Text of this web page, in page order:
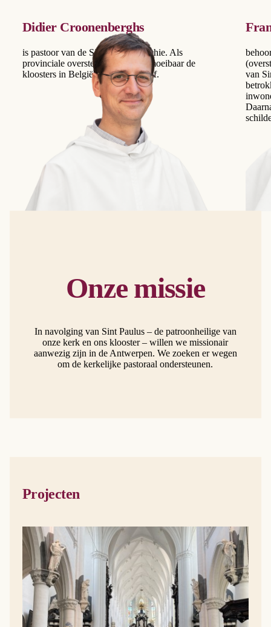
Didier Croonenberghs
is pastoor van de Sint-Paulusparochie. Als
provinciale overste reist hij onvermoeibaar de
kloosters in België en Nederland af.
van
Onze missie
In navolging van Sint Paulus – de patroonheilige van
onze kerk en ons klooster – willen we missionair
aanwezig zijn in de Antwerpen. We zoeken er wegen
om de kerkelijke pastoraal ondersteunen.
Projecten